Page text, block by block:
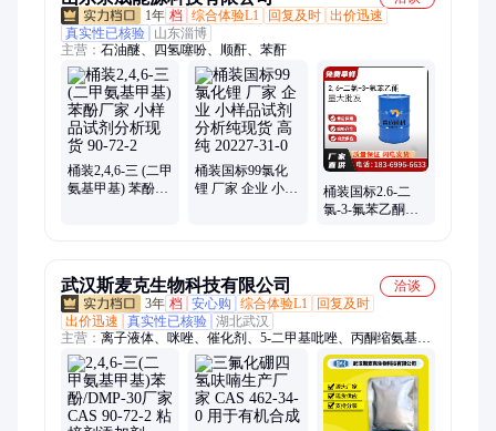
1年 档 综合体验L1 回复及时 出价迅速
真实性已核验
山东淄博
主营： 石油醚、四氢噻吩、顺酐、苯酐
桶装2,4,6‑三 (二甲
氨基甲基) 苯酚厂
桶装国标99氯化
锂 厂家 企业 小样
桶装国标2.6-二
氯-3-氟苯乙酮厂
武汉斯麦克生物科技有限公司
洽谈
3年 档 安心购 综合体验L1
回复及时
出价迅速
真实性已核验 湖北武汉
主营： 离子液体、咪唑、催化剂、5-二甲基吡唑、丙酮缩氨基硫
脲、阻燃剂、正丁醇锆、四氟硼酸锂、香兰基丁醚、氟化物、全
氟辛基三甲氧基硅烷、丙酮肟、双酚E型氰酸酯、叔丁基乙烯基
醚、钯碳催化剂、钛硅分子筛、硫酸烟酰苯胺